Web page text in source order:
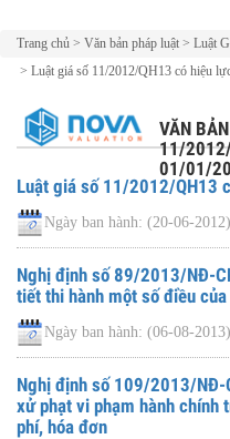
Trang chủ > Văn bản pháp luật > Luật
> Luật giá số 11/2012/QH13 có hiệu
VĂN
11/2012/
01/01/
Luật giá số 11/2012/QH13
Ngày ban hành: (20-06-2012)
Nghị định số 89/2013/NĐ-
tiết thi hành một số điều
Ngày ban hành: (06-08-2013)
Nghị định số 109/2013/
xử phạt vi phạm hành chính
phí, hóa đơn